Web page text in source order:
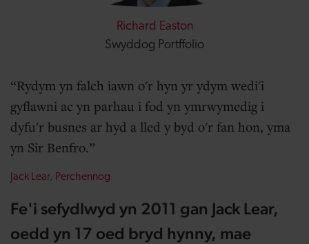
Richard Easton
Swyddog Portffolio
Rydym yn falch iawn o'r hyn yr ydym wedi'i
gyflawni ac yn parhau i fod yn ymrwymedig i
dyfu'r busnes ar hyd a lled y byd o'r fan hon, yma
yn Sir Benfro.
Jack Lear, Perchennog
Fe'i sefydlwyd yn 2011 gan Jack Lear,
oedd yn 17 oed bryd hynny, mae